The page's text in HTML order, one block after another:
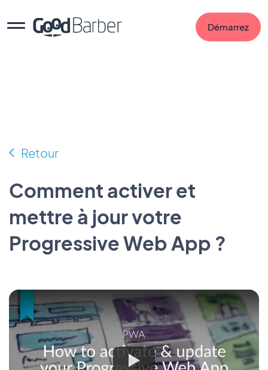
Démarrez
Retour
Comment activer et
mettre à jour votre
Progressive Web App ?